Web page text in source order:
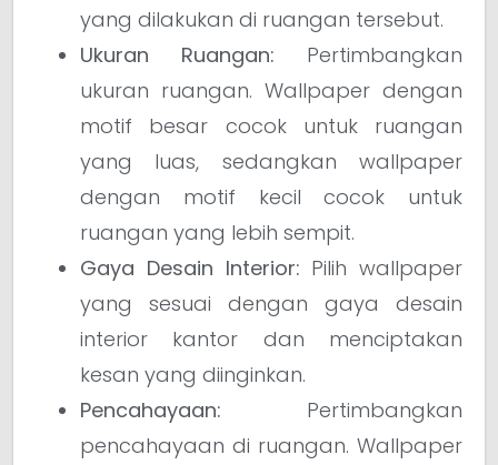
yang dilakukan di ruangan tersebut.
Ukuran Ruangan: Pertimbangkan
ukuran ruangan. Wallpaper dengan
motif besar cocok untuk ruangan
yang luas, sedangkan wallpaper
dengan motif kecil cocok untuk
ruangan yang lebih sempit.
Gaya Desain Interior: Pilih wallpaper
yang sesuai dengan gaya desain
interior kantor dan menciptakan
kesan yang diinginkan.
Pencahayaan: Pertimbangkan
pencahayaan di ruangan. Wallpaper